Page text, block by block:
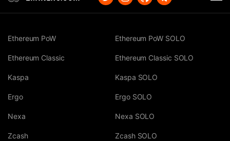
Ethereum PoW
Ethereum Classic
Kaspa
Ergo
Nexa
Zcash
Ethereum PoW SOLO
Ethereum Classic SOLO
Kaspa SOLO
Ergo SOLO
Nexa SOLO
Zcash SOLO